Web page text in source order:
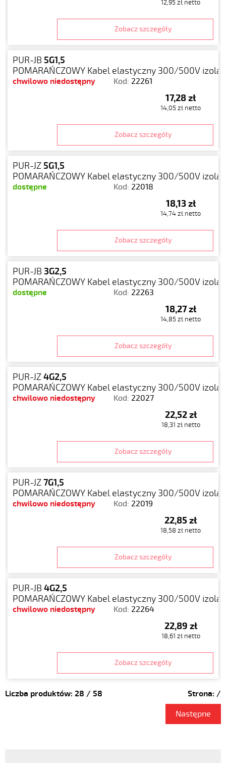
12,95 zł netto
Zobacz szczegóły
PUR-JB 5G1,5
POMARAŃCZOWY Kabel elastyczny 300/500V
chwilowo niedostępny Kod: 22261
17,28 zł
14,05 zł netto
Zobacz szczegóły
PUR-JZ5G1,5
POMARAŃCZOWY Kabel elastyczny 300/500V
dostępne Kod: 22018
18,13 zł
14,74 zł netto
Zobacz szczegóły
PUR-JB 3G2,5
POMARAŃCZOWY Kabel elastyczny 300/500V
dostępne Kod: 22263
18,27 zł
14,85 zł netto
Zobacz szczegóły
PUR-JZ4G2,5
POMARAŃCZOWY Kabel elastyczny 300/500V
chwilowo niedostępny Kod: 22027
22,52 zł
18,31 zł netto
Zobacz szczegóły
PUR-JZ7G1,5
POMARAŃCZOWY Kabel elastyczny 300/500V
chwilowo niedostępny Kod: 22019
22,85 zł
18,58 zł netto
Zobacz szczegóły
PUR-JB 4G2,5
POMARAŃCZOWY Kabel elastyczny 300/500V
chwilowo niedostępny Kod: 22264
22,89 zł
18,61 zł netto
Zobacz szczegóły
Liczba produktów: 28 / 58 Strona: /
Następne